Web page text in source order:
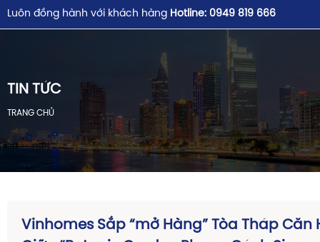
Luôn đồng hành với khách hàng Hotline: 0949 819 666
TIN TỨC
TRANG CHỦ
Vinhomes Sắp “mở Hàng” Tòa Tháp Căn